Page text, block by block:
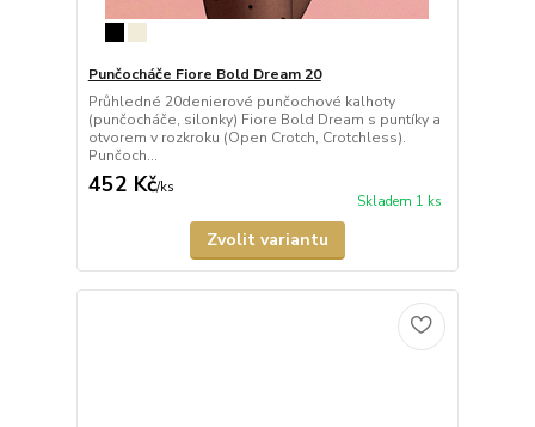
Punčocháče Fiore Bold Dream 20
Průhledné 20denierové punčochové kalhoty
(punčocháče, silonky) Fiore Bold Dream s puntíky a
otvorem v rozkroku (Open Crotch, Crotchless).
Punčoch...
452 Kč/ks
Skladem 1 ks
Zvolit variantu